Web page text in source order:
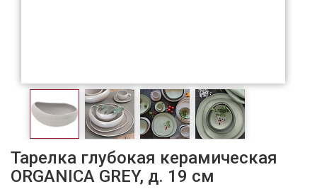
Тарелка глубокая керамическая
ORGANICA GREY, д. 19 см